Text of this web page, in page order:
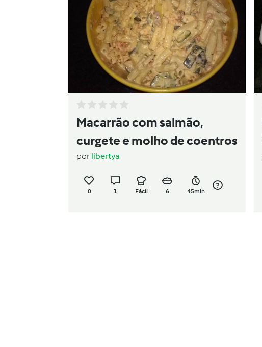
Macarrão com salmão,
curgete e molho de coentros
por libertya
0 1 Fácil 6 45min